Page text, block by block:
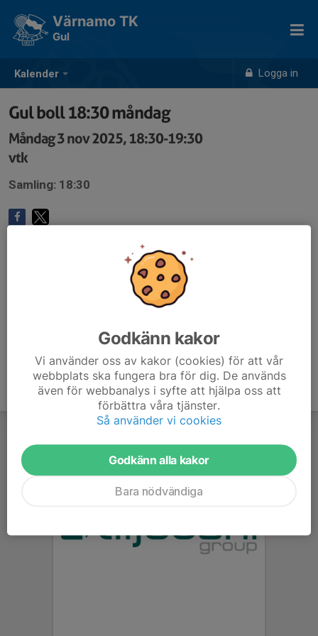
Kalender Logga in
Värnamo TK
Gul
Gul boll 18:30 måndag
Måndag 3 nov 2025, 18:30-19:30
vtk
Samling: 18:30
Godkänn kakor
Vi använder oss av kakor (cookies) för att vår
webbplats ska fungera bra för dig. De används
även för webbanalys i syfte att hjälpa oss att
förbättra våra tjänster.
Så använder vi cookies
Godkänn alla kakor
Bara nödvändiga